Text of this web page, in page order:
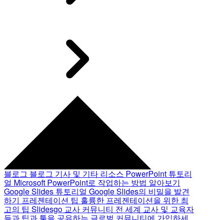
블로그 블로그 기사 및 기타 리소스 PowerPoint 튜토리
얼 Microsoft PowerPoint로 작업하는 방법 알아보기
Google Slides 튜토리얼 Google Slides의 비밀을 발견
하기 프레젠테이션 팁 훌륭한 프레젠테이션을 위한 최
고의 팁 Slidesgo 교사 커뮤니티 전 세계 교사 및 교육자